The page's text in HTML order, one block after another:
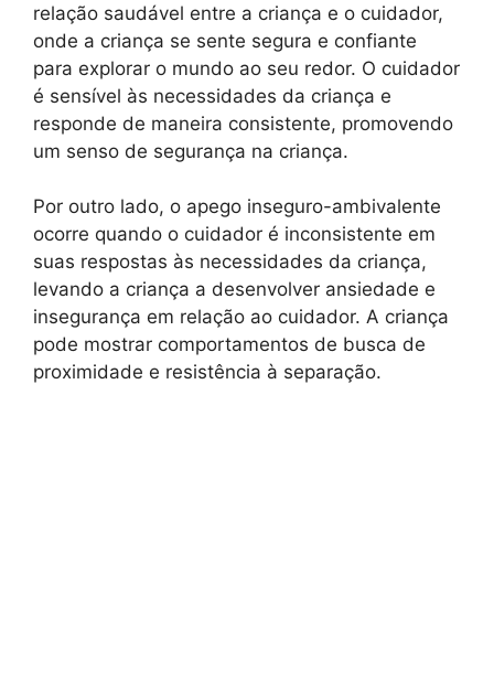
relação saudável entre a criança e o cuidador,
onde a criança se sente segura e confiante
para explorar o mundo ao seu redor. O cuidador
é sensível às necessidades da criança e
responde de maneira consistente, promovendo
um senso de segurança na criança.
Por outro lado, o apego inseguro-ambivalente
ocorre quando o cuidador é inconsistente em
suas respostas às necessidades da criança,
levando a criança a desenvolver ansiedade e
insegurança em relação ao cuidador. A criança
pode mostrar comportamentos de busca de
proximidade e resistência à separação.